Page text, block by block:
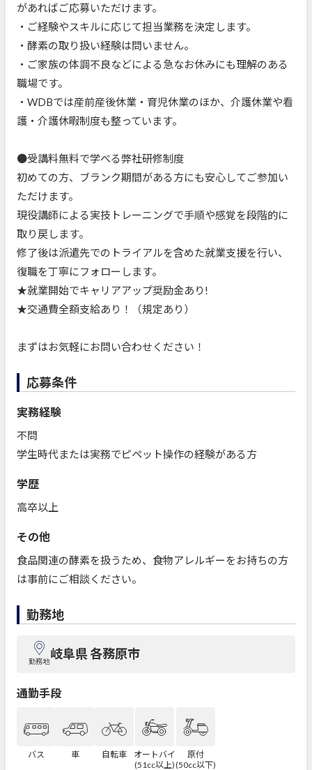
があればご応募いただけます。
・ご経験やスキルに応じて担当業務を決定します。
・酵素の取り扱い経験は問いません。
・ご家族の体調不良などによる急なお休みにも理解のある
職場です。
・WDBでは産前産後休業・育児休業のほか、介護休業や看
護・介護休暇制度も整っています。
●受講料無料で学べる弊社研修制度
初めての方、ブランク期間がある方にも安心してご参加い
ただけます。
現役講師による実技トレーニングで手順や感覚を段階的に
取り戻します。
修了後は派遣先でのトライアルを含めた就業支援を行い、
復職を丁寧にフォローします。
★就業開始でキャリアアップ奨励金あり!
★交通費全額支給あり！（規定あり）
まずはお気軽にお問い合わせください！
応募条件
実務経験
不問
学生時代または実務でピペット操作の経験がある方
学歴
高卒以上
その他
食品関連の酵素を扱うため、食物アレルギーをお持ちの方
は事前にご相談ください。
勤務地
勤務地岐阜県 各務原市
通勤手段
バス 車 自転車
オートバイ
(51cc以上)
原付
(50cc以下)